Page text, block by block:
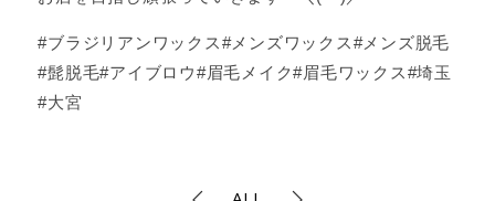
#ブラジリアンワックス#メンズワックス#メンズ脱毛
#髭脱毛#アイブロウ#眉毛メイク#眉毛ワックス#埼玉
#大宮